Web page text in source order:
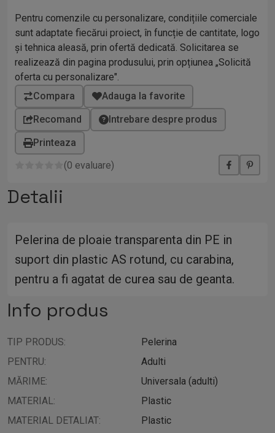
Pentru comenzile cu personalizare, condițiile comerciale
sunt adaptate fiecărui proiect, în funcție de cantitate, logo
și tehnica aleasă, prin ofertă dedicată. Solicitarea se
realizează din pagina produsului, prin opțiunea „Solicită
oferta cu personalizare".
Recomand
Intrebare despre produs
Printeaza
Nicio recenzie pentru acest produs inca:
0 evaluare
Detalii
Pelerina de ploaie transparenta din PE in
suport din plastic AS rotund, cu carabina,
pentru a fi agatat de curea sau de geanta.
Info produs
TIP PRODUS:
Pelerina
PENTRU:
Adulti
MĂRIME:
Universala (adulti)
MATERIAL:
Plastic
MATERIAL DETALIAT:
Plastic